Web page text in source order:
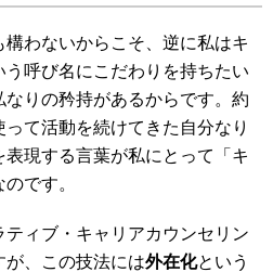
わないからこそ、逆に私はキ
呼び名にこだわりを持ちたい
りの矜持があるからです。約
て活動を続けてきた自分なり
現する言葉が私にとって「キ
です。
ィブ・キャリアカウンセリン
が、この技法には外在化という